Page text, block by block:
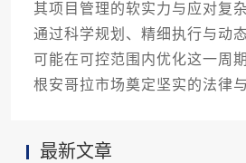
其项目管理的软实力与应对复
通过科学规划、精细执行与动
可能在可控范围内优化这一周
根安哥拉市场奠定坚实的法律
最新文章